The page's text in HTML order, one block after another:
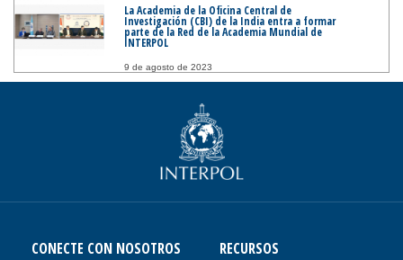
La Academia de la Oficina Central de
Investigación (CBI) de la India entra a formar
parte de la Red de la Academia Mundial de
INTERPOL
9 de agosto de 2023
CONECTE CON NOSOTROS RECURSOS